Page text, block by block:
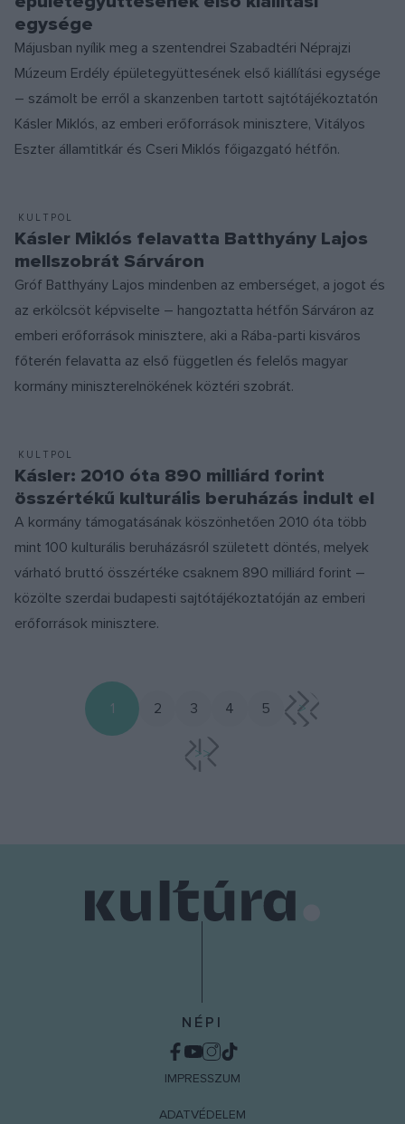
egysége
Májusban nyílik meg a szentendrei Szabadtéri Néprajzi
Múzeum Erdély épületegyüttesének első kiállítási egysége
– számolt be erről a skanzenben tartott sajtótájékoztatón
Kásler Miklós, az emberi erőforrások minisztere, Vitályos
Eszter államtitkár és Cseri Miklós főigazgató hétfőn.
KULTPOL
Kásler Miklós felavatta Batthyány Lajos
mellszobrát Sárváron
Gróf Batthyány Lajos mindenben az emberséget, a jogot és
az erkölcsöt képviselte – hangoztatta hétfőn Sárváron az
emberi erőforrások minisztere, aki a Rába-parti kisváros
főterén felavatta az első független és felelős magyar
kormány miniszterelnökének köztéri szobrát.
KULTPOL
Kásler: 2010 óta 890 milliárd forint
összértékű kulturális beruházás indult el
A kormány támogatásának köszönhetően 2010 óta több
mint 100 kulturális beruházásról született döntés, melyek
várható bruttó összértéke csaknem 890 milliárd forint –
közölte szerdai budapesti sajtótájékoztatóján az emberi
erőforrások minisztere.
1 2 3 4 5 >
>>
NÉPI
IMPRESSZUM
ADATVÉDELEM